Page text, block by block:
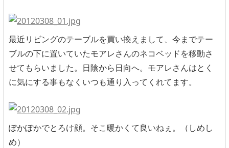
最近リビングのテーブルを買い換えまして、今までテー
ブルの下に置いていたモアレさんのネコベッドを移動さ
せてもらいました。日陰から日向へ。モアレさんはとく
に気にする事もなくいつも通り入ってくれてます。
ぽかぽかでとろけ顔。そこ暖かくて良いねぇ。（しめし
め）